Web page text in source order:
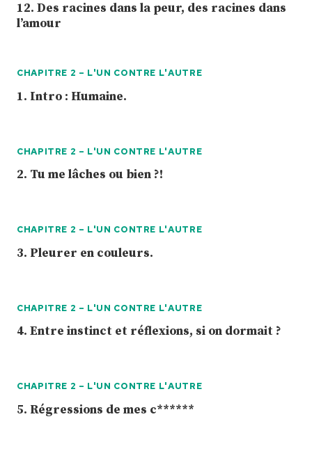
12. Des racines dans la peur, des racines dans
l’amour
CHAPITRE 2 – L'UN CONTRE L'AUTRE
1. Intro : Humaine.
CHAPITRE 2 – L'UN CONTRE L'AUTRE
2. Tu me lâches ou bien ?!
CHAPITRE 2 – L'UN CONTRE L'AUTRE
3. Pleurer en couleurs.
CHAPITRE 2 – L'UN CONTRE L'AUTRE
4. Entre instinct et réflexions, si on dormait ?
CHAPITRE 2 – L'UN CONTRE L'AUTRE
5. Régressions de mes c******